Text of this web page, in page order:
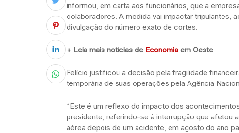
informou, em carta aos funcionários, que a
colaboradores. A medida vai impactar tripulantes,
divulgação do número exato de cortes.
+ Leia mais notícias de Economia em Oeste
Felício justificou a decisão pela fragilidade
temporária de suas operações pela Agência
“Este é um reflexo do impacto dos
presidente, referindo-se à interrupção que afetou
aérea depois de um acidente, em agosto do ano